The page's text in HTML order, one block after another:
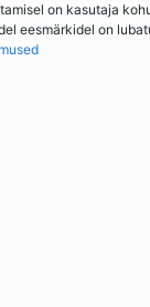
on kasutaja
eesmärkidel on